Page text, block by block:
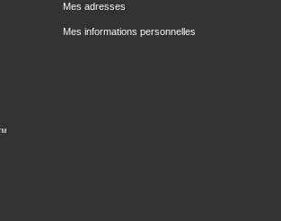
Mes adresses
Mes informations personnelles